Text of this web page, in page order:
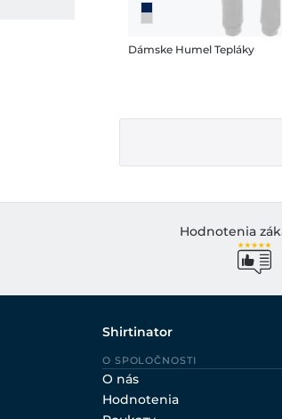
Dámske Humel Tepláky
Hodnotenia
Shirtinator
O SPOLOČNOSTI
O nás
Hodnotenia